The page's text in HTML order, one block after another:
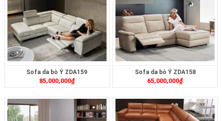
Sofa da bò Ý ZDA159
85,000,000₫
Sofa da bò Ý ZDA158
65,000,000₫